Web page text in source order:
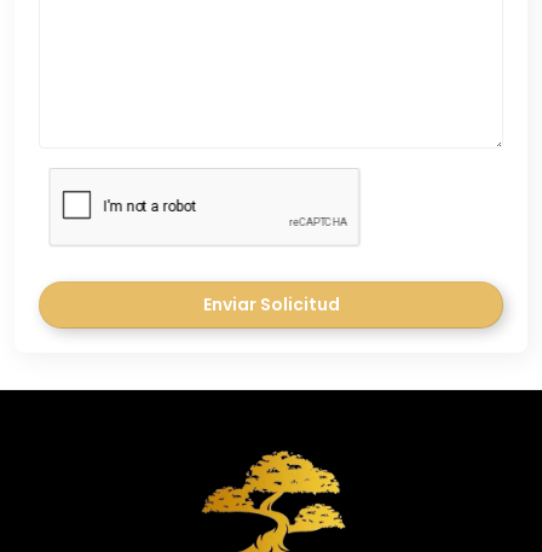
Enviar Solicitud